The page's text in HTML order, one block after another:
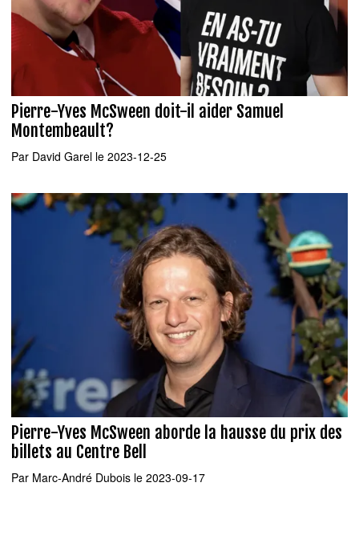
Pierre-Yves McSween doit-il aider Samuel
Montembeault?
Par David Garel le 2023-12-25
Pierre-Yves McSween aborde la hausse du prix des
billets au Centre Bell
Par Marc-André Dubois le 2023-09-17